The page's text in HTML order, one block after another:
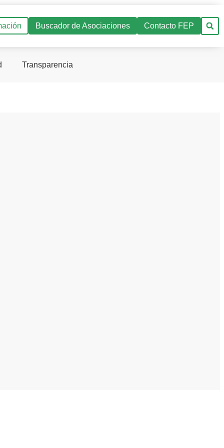
Buscador de Asociaciones Contacto FEP
Transparencia